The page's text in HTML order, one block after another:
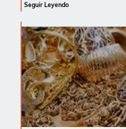
Seguir Leyendo